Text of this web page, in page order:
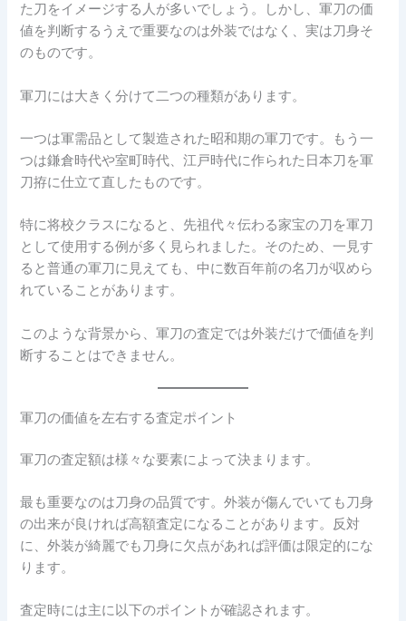
た刀をイメージする人が多いでしょう。しかし、軍刀の価
値を判断するうえで重要なのは外装ではなく、実は刀身そ
のものです。
軍刀には大きく分けて二つの種類があります。
一つは軍需品として製造された昭和期の軍刀です。もう一
つは鎌倉時代や室町時代、江戸時代に作られた日本刀を軍
刀拵に仕立て直したものです。
特に将校クラスになると、先祖代々伝わる家宝の刀を軍刀
として使用する例が多く見られました。そのため、一見す
ると普通の軍刀に見えても、中に数百年前の名刀が収めら
れていることがあります。
このような背景から、軍刀の査定では外装だけで価値を判
断することはできません。
軍刀の価値を左右する査定ポイント
軍刀の査定額は様々な要素によって決まります。
最も重要なのは刀身の品質です。外装が傷んでいても刀身
の出来が良ければ高額査定になることがあります。反対
に、外装が綺麗でも刀身に欠点があれば評価は限定的にな
ります。
査定時には主に以下のポイントが確認されます。